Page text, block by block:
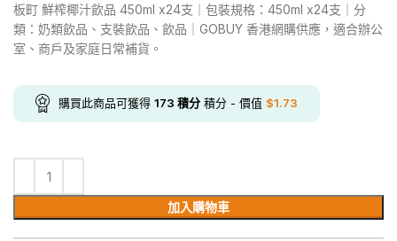
板町 鮮榨椰汁飲品 450ml x24支｜包裝規格：450ml x24支｜分
類：奶類飲品、支裝飲品、飲品｜GOBUY 香港網購供應，適合辦公
室、商戶及家庭日常補貨。
購買此商品可獲得 173 積分 積分 - 價值 $1.73
加入購物車